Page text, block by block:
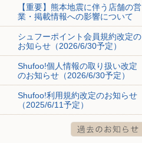
【重要】熊本地震に伴う店舗の営
業・掲載情報への影響について
シュフーポイント会員規約改定の
お知らせ（2026/6/30予定）
Shufoo!個人情報の取り扱い改定
のお知らせ（2026/6/30予定）
Shufoo!利用規約改定のお知らせ
（2025/6/11予定）